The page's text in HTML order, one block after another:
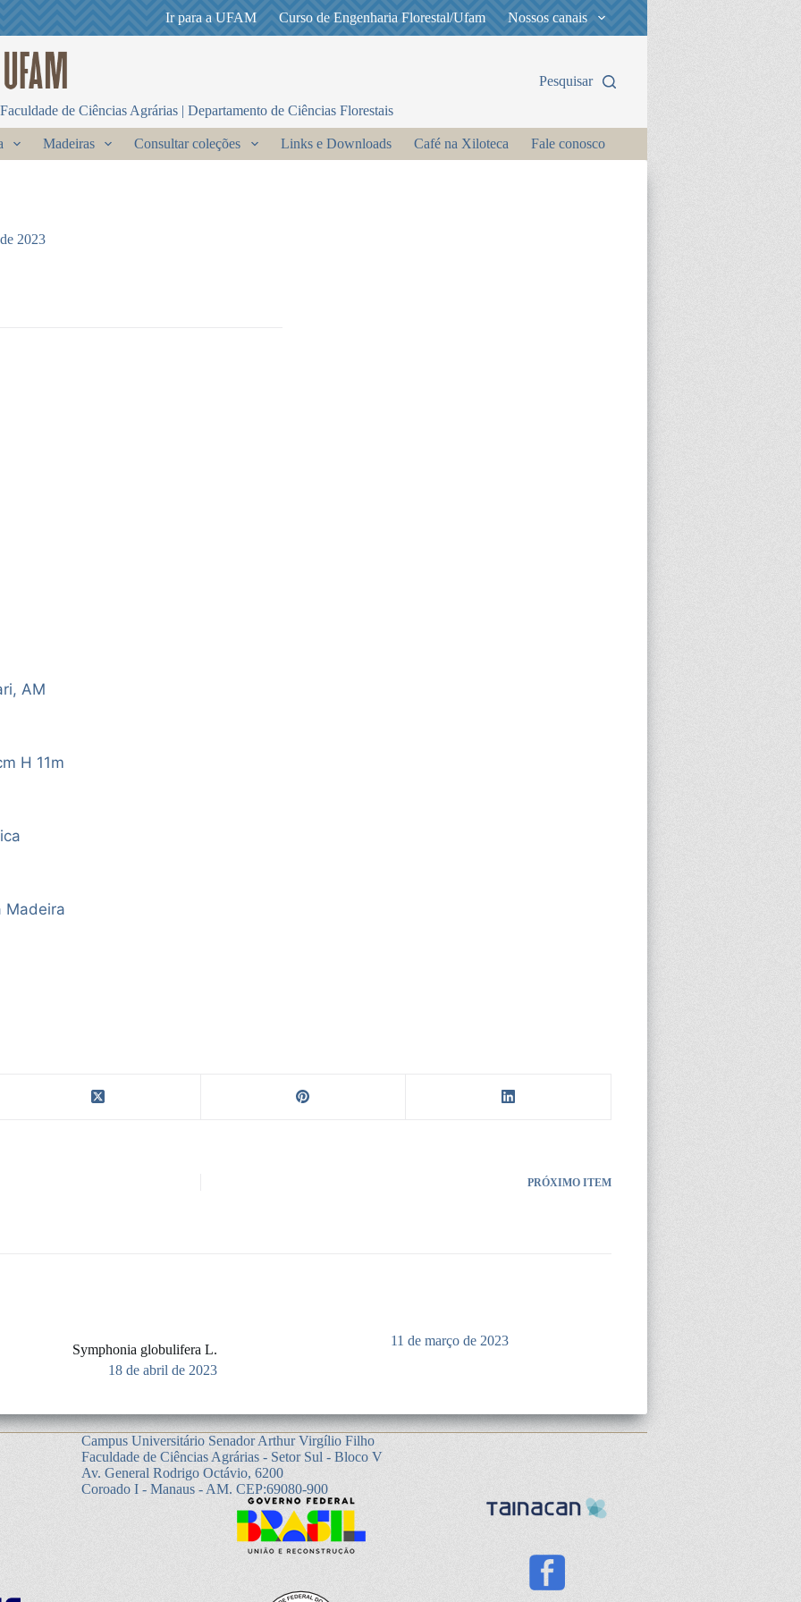
Ir para a UFAM Curso de Engenharia Florestal/Ufam Nossos canais
de Ciências Agrárias | Departamento de Ciências Florestais
Pesquisar
Madeiras Consultar coleções Links e Downloads Café na Xiloteca Fale conosco
2023
AM
H 11m
Madeira
PRÓXIMO ITEM
Symphonia globulifera L.
18 de abril de 2023
11 de março de 2023
Campus Universitário Senador Arthur Virgílio Filho
Faculdade de Ciências Agrárias - Setor Sul - Bloco V
Av. General Rodrigo Octávio, 6200
Coroado I - Manaus - AM. CEP:69080-900